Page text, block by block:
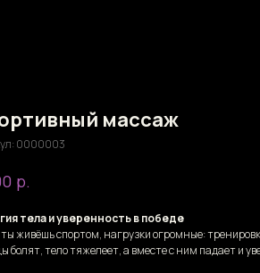
массаж
0000003
р.
тела и уверенность в победе
живёшь спортом, нагрузки огромные:
тело тяжелеет, а вместе с ним падает и